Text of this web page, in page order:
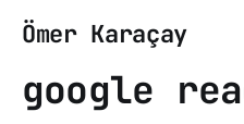
Ömer Karaçay
google